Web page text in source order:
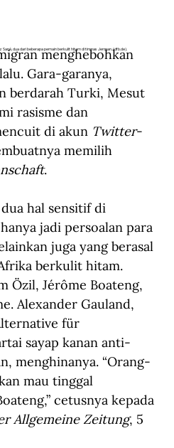
dua dari beberapa pemain berkulit hitam di timnas Jerman. (dfb.de).
menghebohkan
Gara-garanya,
berdarah Turki, Mesut
rasisme dan
di akun Twitter-
memilih
.
hal sensitif di
jadi persoalan para
juga yang berasal
berkulit hitam.
Özil, Jérôme Boateng,
Alexander Gauland,
für
sayap kanan anti-
menghinanya. “Orang-
mau tinggal
cetusnya kepada
Allgemeine Zeitung, 5